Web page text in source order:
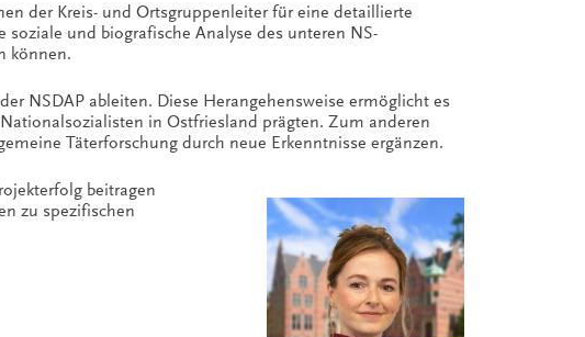
der Kreis- und Ortsgruppenleiter für eine detaillierte
und biografische Analyse des unteren NS-
können.
NSDAP ableiten. Diese Herangehensweise ermöglicht es
in Ostfriesland prägten. Zum anderen
Täterforschung durch neue Erkenntnisse ergänzen.
beitragen
zu spezifischen